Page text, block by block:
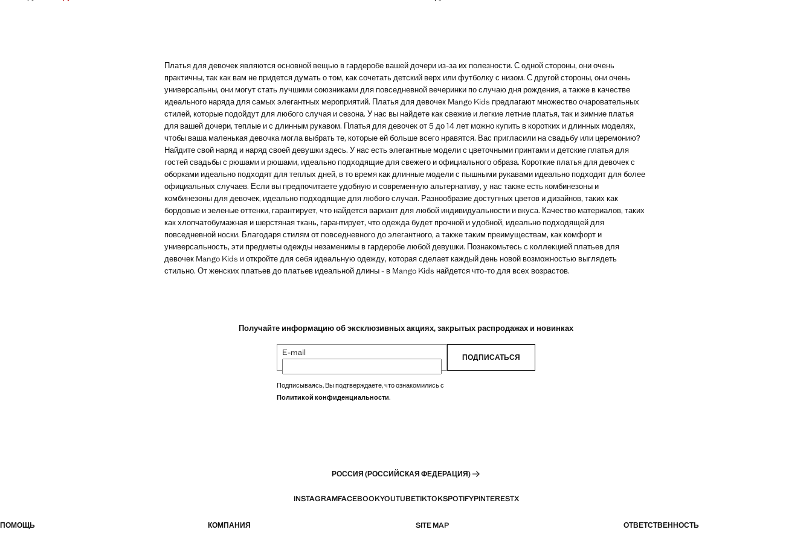
Платья для девочек являются основной вещью в гардеробе вашей дочери из-за их полезности. С одной стороны, они очень
практичны, так как вам не придется думать о том, как сочетать детский верх или футболку с низом. С другой стороны, они очень
универсальны, они могут стать лучшими союзниками для повседневной вечеринки по случаю дня рождения, а также в качестве
идеального наряда для самых элегантных мероприятий. Платья для девочек Mango Kids предлагают множество очаровательных
стилей, которые подойдут для любого случая и сезона. У нас вы найдете как свежие и легкие летние платья, так и зимние платья
для вашей дочери, теплые и с длинным рукавом. Платья для девочек от 5 до 14 лет можно купить в коротких и длинных моделях,
чтобы ваша маленькая девочка могла выбрать те, которые ей больше всего нравятся. Вас пригласили на свадьбу или церемонию?
Найдите свой наряд и наряд своей девушки здесь. У нас есть элегантные модели с цветочными принтами и детские платья для
гостей свадьбы с рюшами и рюшами, идеально подходящие для свежего и официального образа. Короткие платья для девочек с
оборками идеально подходят для теплых дней, в то время как длинные модели с пышными рукавами идеально подходят для более
официальных случаев. Если вы предпочитаете удобную и современную альтернативу, у нас также есть комбинезоны и
комбинезоны для девочек, идеально подходящие для любого случая. Разнообразие доступных цветов и дизайнов, таких как
бордовые и зеленые оттенки, гарантирует, что найдется вариант для любой индивидуальности и вкуса. Качество материалов, таких
как хлопчатобумажная и шерстяная ткань, гарантирует, что одежда будет прочной и удобной, идеально подходящей для
повседневной носки. Благодаря стилям от повседневного до элегантного, а также таким преимуществам, как комфорт и
универсальность, эти предметы одежды незаменимы в гардеробе любой девушки. Познакомьтесь с коллекцией платьев для
девочек Mango Kids и откройте для себя идеальную одежду, которая сделает каждый день новой возможностью выглядеть
стильно. От женских платьев до платьев идеальной длины - в Mango Kids найдется что-то для всех возрастов.
Получайте информацию об эксклюзивных акциях, закрытых распродажах и новинках
E-mail ПОДПИСАТЬСЯ
Подписываясь, Вы подтверждаете, что ознакомились с
Политикой конфиденциальности.
РОССИЯ (РОССИЙСКАЯ ФЕДЕРАЦИЯ)
INSTAGRAMFACEBOOKYOUTUBETIKTOKSPOTIFYPINTERESTX
ПОМОЩЬ КОМПАНИЯ SITE MAP ОТВЕТСТВЕННОСТЬ